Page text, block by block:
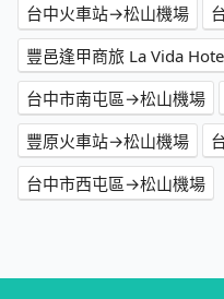
台中火車站→松山機場
豐邑逢甲商旅 La Vida
台中市南屯區→松山機場
豐原火車站→松山機場
台中市西屯區→松山機場